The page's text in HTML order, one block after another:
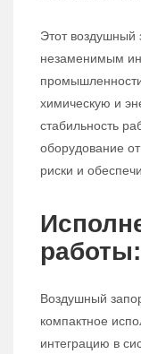
Этот воздушный
незаменимым
химическую и
стабильность
оборудование
риски и
работы:
Воздушный
компактное
интеграцию в